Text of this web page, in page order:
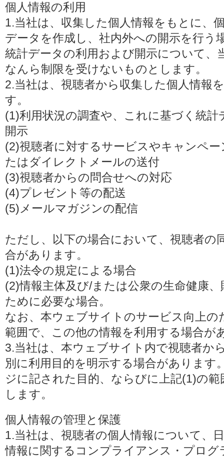
個人情報の利用
1.当社は、収集した個人情報をもとに、
データを作成し、社内外への開示を行う
統計データの利用および開示について、
なんら制限を受けないものとします。
2.当社は、視聴者から収集した個人情報
す。
(1)利用状況の調査や、これに基づく統
開示
(2)視聴者に対するサービスやキャンペ
たはダイレクトメールの送付
(3)視聴者からの問合せへの対応
(4)プレゼント等の配送
(5)メールマガジンの配信
ただし、以下の場合において、視聴者の
合があります。
(1)法令の規定による場合
(2)情報主体及び/または公衆の生命健康
ために必要な場合。
なお、本ウェブサイトのサービス向上
範囲で、この他の情報を利用する場合が
3.当社は、本ウェブサイト内で視聴者か
別に利用目的を明示する場合があります
ジに記された目的、ならびに上記(1)の
します。
個人情報の管理と保護
1.当社は、視聴者の個人情報について、
情報に関するコンプライアンス・プロ